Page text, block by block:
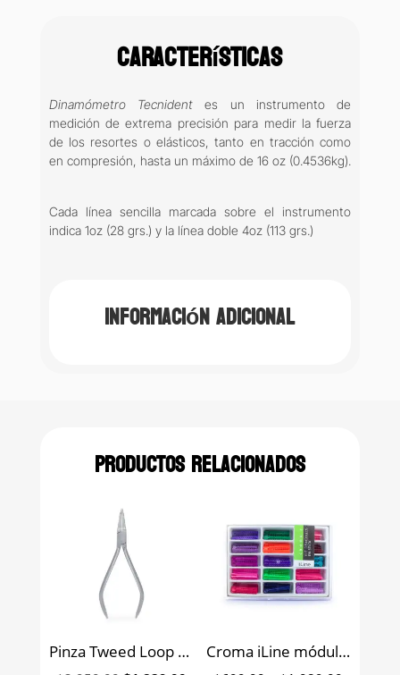
Características
Dinamómetro Tecnident es un instrumento de
medición de extrema precisión para medir la fuerza
de los resortes o elásticos, tanto en tracción como
en compresión, hasta un máximo de 16 oz (0.4536kg).
Cada línea sencilla marcada sobre el instrumento
indica 1oz (28 grs.) y la línea doble 4oz (113 grs.)
Información adicional
Productos relacionados
Pinza Tweed Loop para formar alambres 060”, 090” y 120” Ortho Premium Croma iLine módulos en stick para ortodoncia Borgatta caja con 150 bastones